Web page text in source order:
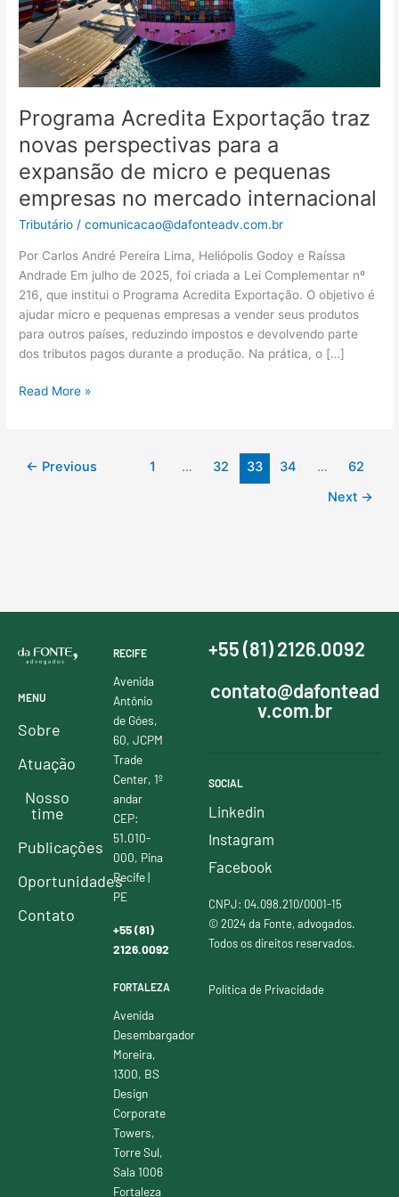
Programa Acredita Exportação traz
novas perspectivas para a
expansão de micro e pequenas
empresas no mercado internacional
Tributário /comunicacao@dafonteadv.com.br
Por Carlos André Pereira Lima, Heliópolis Godoy e Raíssa
Andrade Em julho de 2025, foi criada a Lei Complementar nº
216, que institui o Programa Acredita Exportação. O objetivo é
ajudar micro e pequenas empresas a vender seus produtos
para outros países, reduzindo impostos e devolvendo parte
dos tributos pagos durante a produção. Na prática, o […]
expansão
de
micro
pequenas
empresas
no
mercado
internacional
Read More »
← Previous 1 … 32 33 34 …
62
Next →
MENU
Sobre
Atuação
Nosso
time
Publicações
Oportunidades
Contato
RECIFE
Avenida
Antônio
de Góes,
60, JCPM
Trade
Center, 1º
andar
CEP:
51.010-
000, Pina
Recife |
PE
+55 (81)
2126.0092
FORTALEZA
Avenida
Desembargador
Moreira,
1300, BS
Design
Corporate
Towers,
Torre Sul,
Sala 1006
Fortaleza
+55 (81) 2126.0092
contato@dafontead
v.com.br
SOCIAL
Linkedin
Instagram
Facebook
CNPJ: 04.098.210/0001-15
© 2024 da Fonte, advogados.
Todos os direitos reservados.
Política de Privacidade